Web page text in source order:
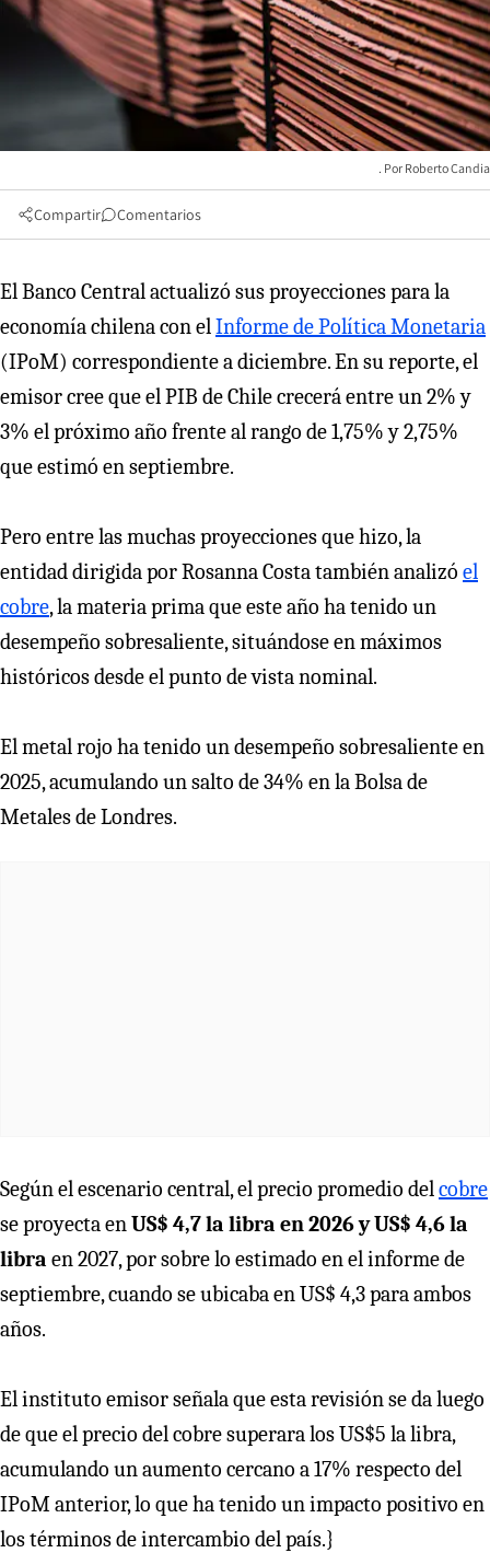
Roberto Candia
Compartir Comentarios
El Banco Central actualizó sus proyecciones para la
economía chilena con elInforme de Política Monetaria
(IPoM) correspondiente a diciembre. En su reporte, el
emisor cree que el PIB de Chile crecerá entre un 2% y
3% el próximo año frente al rango de 1,75% y 2,75%
que estimó en septiembre.
Pero entre las muchas proyecciones que hizo, la
entidad dirigida por Rosanna Costa también analizó el
cobre, la materia prima que este año ha tenido un
desempeño sobresaliente, situándose en máximos
históricos desde el punto de vista nominal.
El metal rojo ha tenido un desempeño sobresaliente en
2025, acumulando un salto de 34% en la Bolsa de
Metales de Londres.
Según el escenario central, el precio promedio delcobre
se proyecta enUS$ 4,7 la libra en 2026 y US$ 4,6 la
libra en 2027, por sobre lo estimado en el informe de
septiembre, cuando se ubicaba en US$ 4,3 para ambos
años.
El instituto emisor señala que esta revisión se da luego
de que el precio del cobre superara los US$5 la libra,
acumulando un aumento cercano a 17% respecto del
IPoM anterior, lo que ha tenido un impacto positivo en
los términos de intercambio del país.}